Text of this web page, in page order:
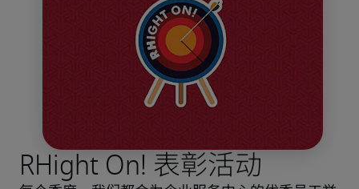
RHight On! 表彰活动